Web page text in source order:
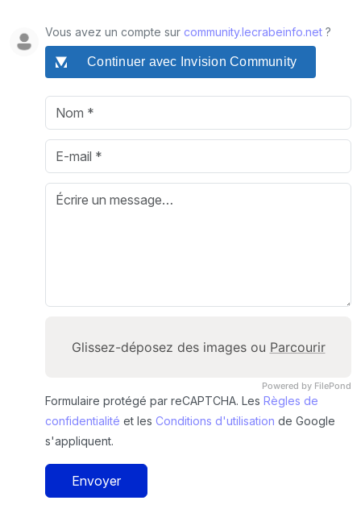
Vous avez un compte sur community.lecrabeinfo.net ?
Continuer avec Invision Community
Powered by FilePond
Glissez-déposez des images ou Parcourir
Formulaire protégé par reCAPTCHA. Les Règles de
confidentialité et les Conditions d'utilisation de Google
s'appliquent.
Envoyer